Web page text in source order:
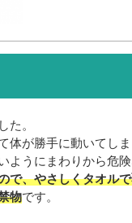
た。
体が勝手に動いてし
ようにまわりから危
で、やさしくタオル
物です。